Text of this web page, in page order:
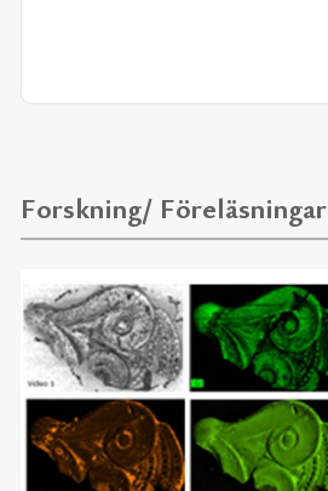
Forskning/ Föreläsningar